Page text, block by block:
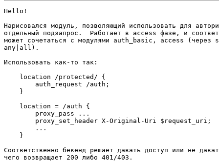
Hello!
Нарисовался модуль, позволяющий использовать для
отдельный подзапрос.  Работает в access фазе, и
может сочетаться с модулями auth_basic, access
any|all).
Использовать как-то так:
    location /protected/ {
        auth_request /auth;
    }
    location = /auth {
        proxy_pass ...
        proxy_set_header X-Original-Uri $request_uri;
        ...
    }
Соответственно бекенд решает давать доступ или не
чего возвращает 200 либо 401/403.